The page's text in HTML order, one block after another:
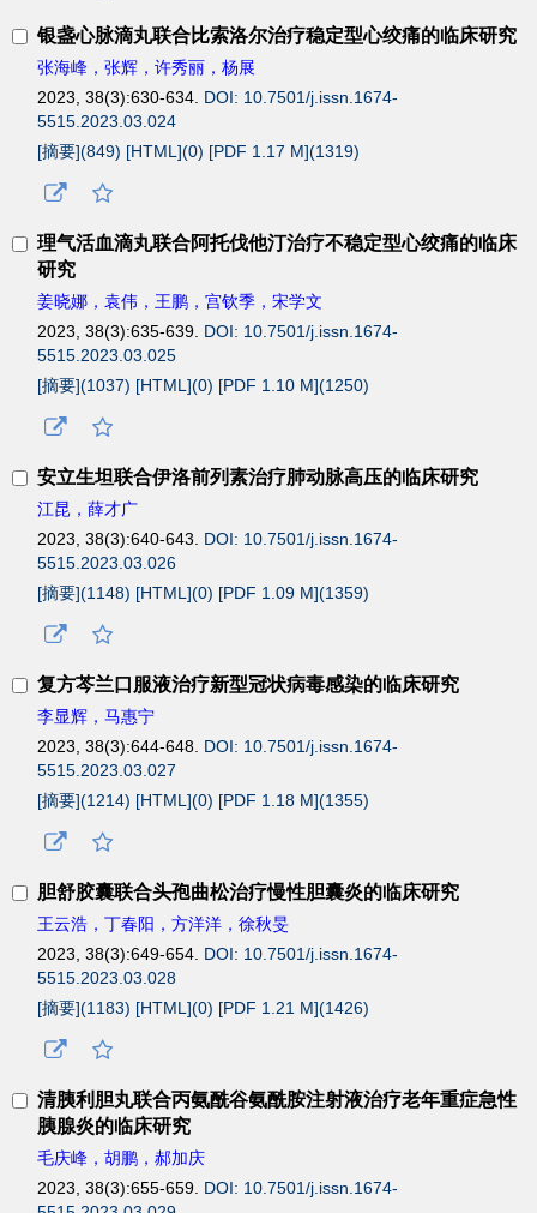
银盏心脉滴丸联合比索洛尔治疗稳定型心绞痛的临床研究
张海峰，张辉，许秀丽，杨展
2023, 38(3):630-634. DOI: 10.7501/j.issn.1674-
5515.2023.03.024
[摘要](849) [HTML](0) [PDF 1.17 M](1319)
理气活血滴丸联合阿托伐他汀治疗不稳定型心绞痛的临床
研究
姜晓娜，袁伟，王鹏，宫钦季，宋学文
2023, 38(3):635-639. DOI: 10.7501/j.issn.1674-
5515.2023.03.025
[摘要](1037) [HTML](0) [PDF 1.10 M](1250)
安立生坦联合伊洛前列素治疗肺动脉高压的临床研究
江昆，薛才广
2023, 38(3):640-643. DOI: 10.7501/j.issn.1674-
5515.2023.03.026
[摘要](1148) [HTML](0) [PDF 1.09 M](1359)
复方芩兰口服液治疗新型冠状病毒感染的临床研究
李显辉，马惠宁
2023, 38(3):644-648. DOI: 10.7501/j.issn.1674-
5515.2023.03.027
[摘要](1214) [HTML](0) [PDF 1.18 M](1355)
胆舒胶囊联合头孢曲松治疗慢性胆囊炎的临床研究
王云浩，丁春阳，方洋洋，徐秋旻
2023, 38(3):649-654. DOI: 10.7501/j.issn.1674-
5515.2023.03.028
[摘要](1183) [HTML](0) [PDF 1.21 M](1426)
清胰利胆丸联合丙氨酰谷氨酰胺注射液治疗老年重症急性
胰腺炎的临床研究
毛庆峰，胡鹏，郝加庆
2023, 38(3):655-659. DOI: 10.7501/j.issn.1674-